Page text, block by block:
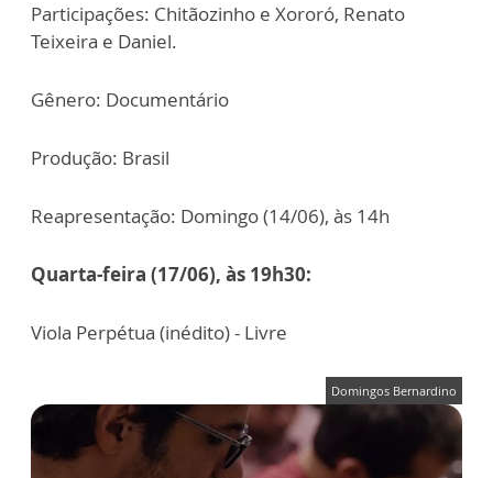
Participações: Chitãozinho e Xororó, Renato
Teixeira e Daniel.
Gênero: Documentário
Produção: Brasil
Reapresentação: Domingo (14/06), às 14h
Quarta-feira (17/06), às 19h30:
Viola Perpétua (inédito) - Livre
Domingos Bernardino